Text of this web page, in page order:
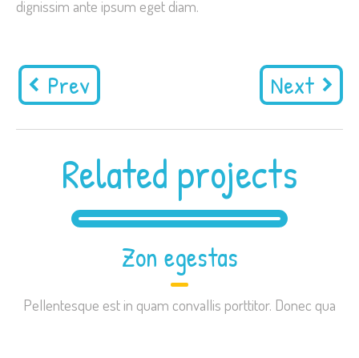
dignissim ante ipsum eget diam.
Prev Next
Related projects
Zon egestas
Pellentesque est in quam convallis porttitor. Donec qua